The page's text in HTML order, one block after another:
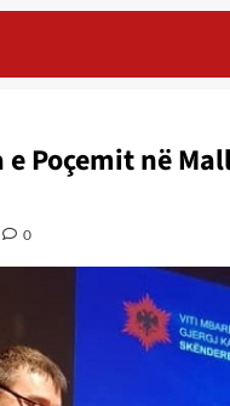
Poçemit në
0